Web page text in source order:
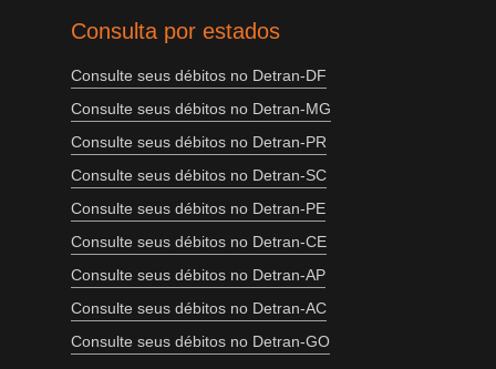
Consulta por estados
Consulte seus débitos no Detran-DF
Consulte seus débitos no Detran-MG
Consulte seus débitos no Detran-PR
Consulte seus débitos no Detran-SC
Consulte seus débitos no Detran-PE
Consulte seus débitos no Detran-CE
Consulte seus débitos no Detran-AP
Consulte seus débitos no Detran-AC
Consulte seus débitos no Detran-GO